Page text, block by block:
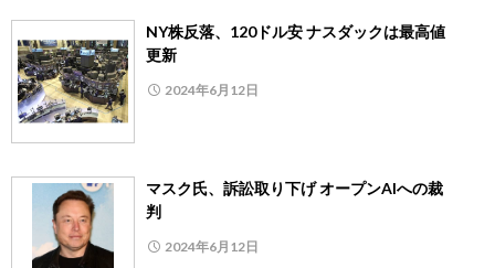
NY株反落、120ドル安 ナスダックは最高値
更新
2024年6月12日
マスク氏、訴訟取り下げ オープンAIへの裁
判
2024年6月12日